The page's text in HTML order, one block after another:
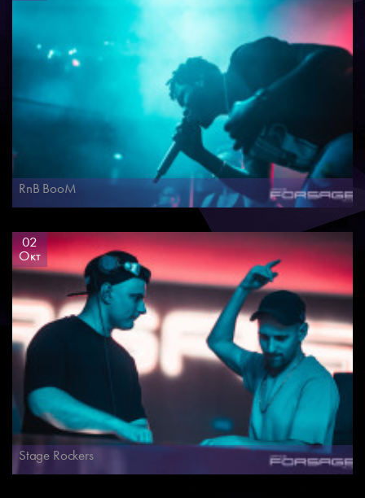
RnB BooM
02
Окт
Stage Rockers